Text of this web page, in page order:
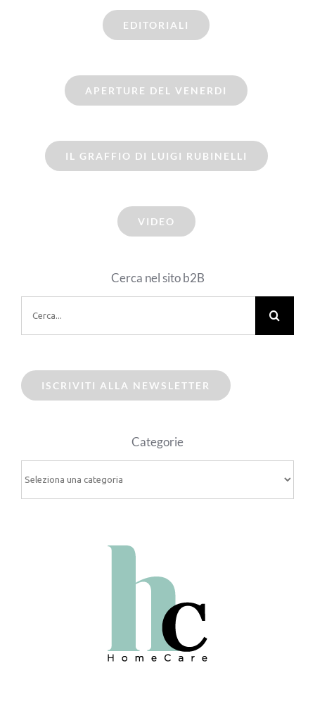
EDITORIALI
APERTURE DEL VENERDI
IL GRAFFIO DI LUIGI RUBINELLI
VIDEO
Cerca nel sito b2B
per:
ISCRIVITI ALLA NEWSLETTER
Categorie